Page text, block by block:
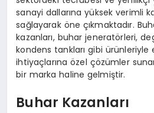
sanayi dallarına yüksek verimli
sağlayarak öne çıkmaktadır.
kazanları, buhar jeneratörleri,
kondens tankları gibi ürünleriyle
ihtiyaçlarına özel çözümler
bir marka haline gelmiştir.
Buhar Kazanları